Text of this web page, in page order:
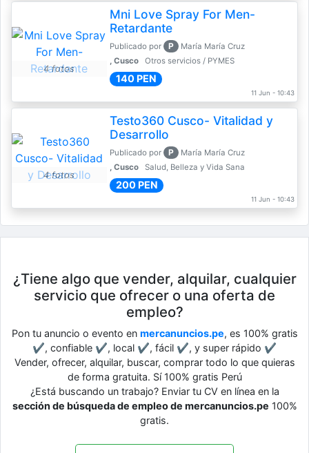
4 fotos
Mni Love Spray For Men-
Retardante
Publicado por P
María María Cruz
, Cusco
Otros servicios / PYMES
140 PEN
11 Jun - 10:43
4 fotos
Testo360 Cusco- Vitalidad y
Desarrollo
Publicado por P
María María Cruz
, Cusco
Salud, Belleza y Vida Sana
200 PEN
11 Jun - 10:43
¿Tiene algo que vender, alquilar, cualquier
servicio que ofrecer o una oferta de
empleo?
Pon tu anuncio o evento en mercanuncios.pe, es 100% gratis
✔, confiable ✔, local ✔, fácil ✔, y super rápido ✔
Vender, ofrecer, alquilar, buscar, comprar todo lo que quieras
de forma gratuita. Sí 100% gratis Perú
¿Está buscando un trabajo? Enviar tu CV en línea en la
sección de búsqueda de empleo de mercanuncios.pe 100%
gratis.